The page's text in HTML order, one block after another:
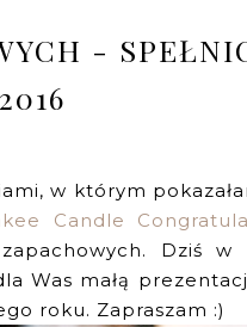
-
w którym
Candle
Dziś w
Was małą
roku. Zapraszam :)